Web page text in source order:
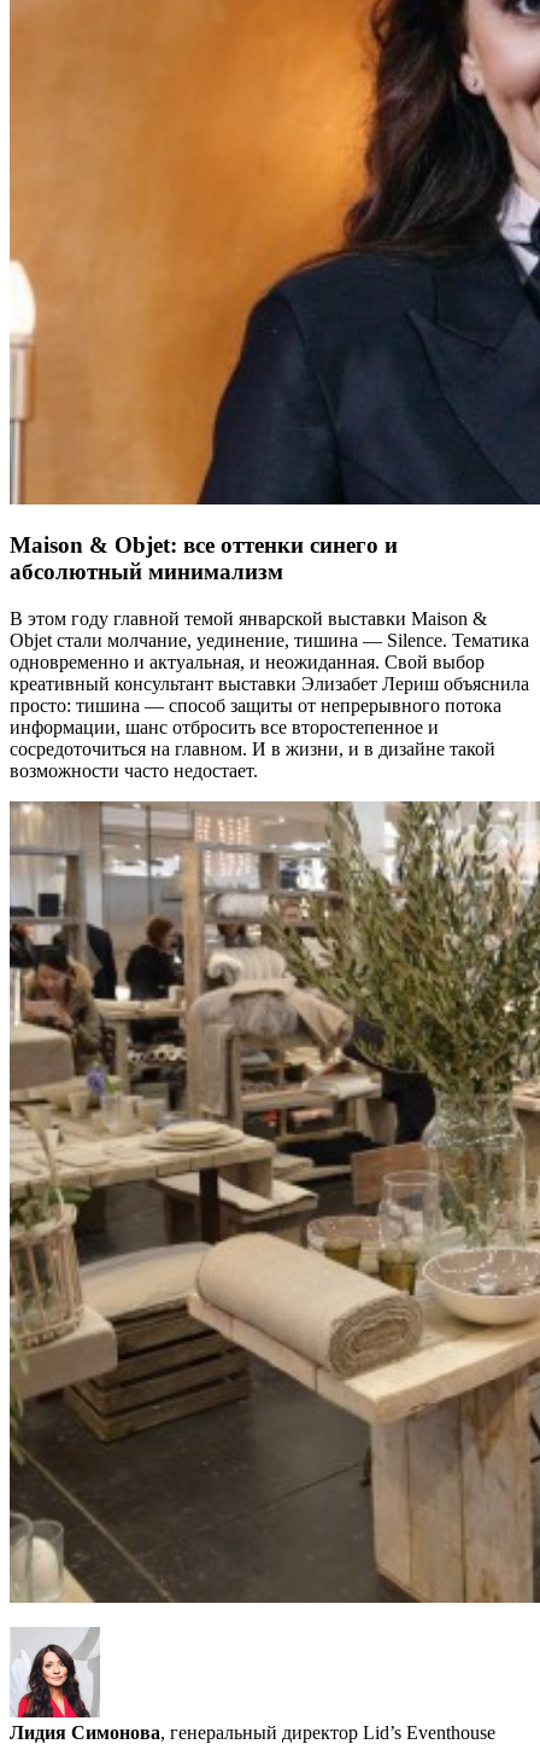
Maison & Objet: все оттенки синего и
абсолютный минимализм
В этом году главной темой январской выставки Maison &
Objet стали молчание, уединение, тишина — Silence. Тематика
одновременно и актуальная, и неожиданная. Свой выбор
креативный консультант выставки Элизабет Лериш объяснила
просто: тишина — способ защиты от непрерывного потока
информации, шанс отбросить все второстепенное и
сосредоточиться на главном. И в жизни, и в дизайне такой
возможности часто недостает.
Лидия Симонова, генеральный директор Lid’s Eventhouse